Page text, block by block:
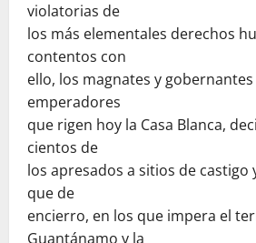
violatorias de
los más elementales derechos
contentos con
ello, los magnates y
emperadores
que rigen hoy la Casa Blanca,
cientos de
los apresados a sitios de castigo
que de
encierro, en los que impera el
Guantánamo y la